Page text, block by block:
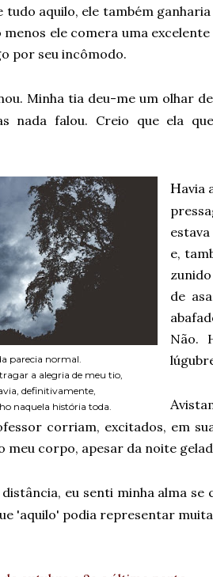
tudo aquilo, ele também
menos ele comera uma
por seu incômodo.
Minha tia deu-me um olhar
nada falou. Creio que ela
parecia normal.
a alegria de meu tio,
definitivamente,
naquela história toda.
Havia
e,
de
Não.
A
corriam, excitados, em
meu corpo, apesar da noite
eu senti minha alma
'aquilo' podia representar